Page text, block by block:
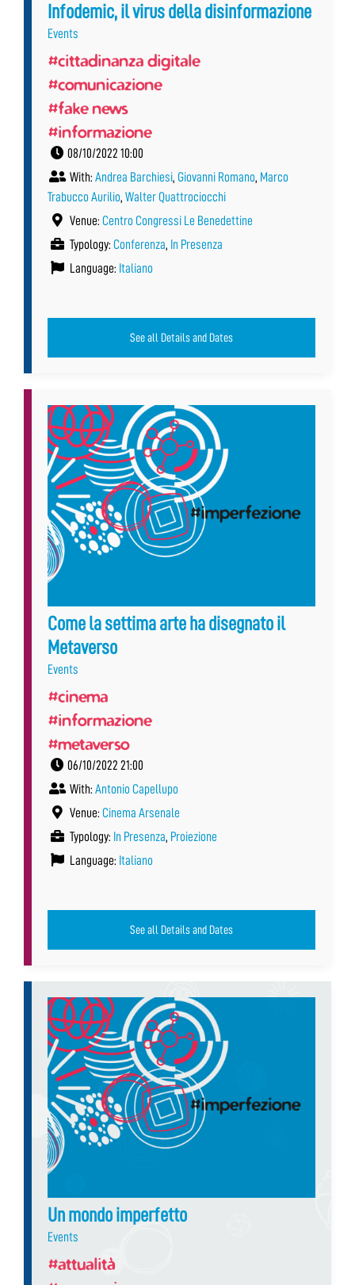
Infodemic, il virus della disinformazione
Events
#cittadinanza digitale
#comunicazione
#fake news
#informazione
08/10/2022 10:00
With: Andrea Barchiesi, Giovanni Romano, Marco
Trabucco Aurilio, Walter Quattrociocchi
Venue: Centro Congressi Le Benedettine
Typology: Conferenza, In Presenza
Language: Italiano
See all Details and Dates
Come la settima arte ha disegnato il
Metaverso
Events
#cinema
#informazione
#metaverso
06/10/2022 21:00
With: Antonio Capellupo
Venue: Cinema Arsenale
Typology: In Presenza, Proiezione
Language: Italiano
See all Details and Dates
Un mondo imperfetto
Events
#attualità